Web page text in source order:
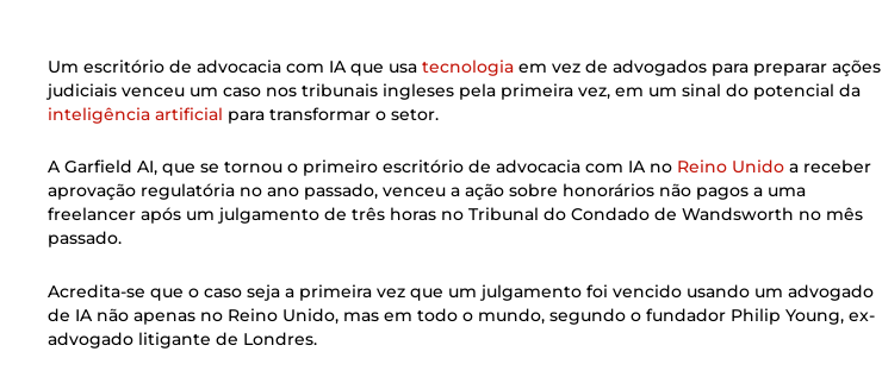
Um escritório de advocacia com IA que usa tecnologia em vez de advogados para preparar ações
judiciais venceu um caso nos tribunais ingleses pela primeira vez, em um sinal do potencial da
inteligência artificial para transformar o setor.
A Garfield AI, que se tornou o primeiro escritório de advocacia com IA no Reino Unido a receber
aprovação regulatória no ano passado, venceu a ação sobre honorários não pagos a uma
freelancer após um julgamento de três horas no Tribunal do Condado de Wandsworth no mês
passado.
Acredita-se que o caso seja a primeira vez que um julgamento foi vencido usando um advogado
de IA não apenas no Reino Unido, mas em todo o mundo, segundo o fundador Philip Young, ex-
advogado litigante de Londres.